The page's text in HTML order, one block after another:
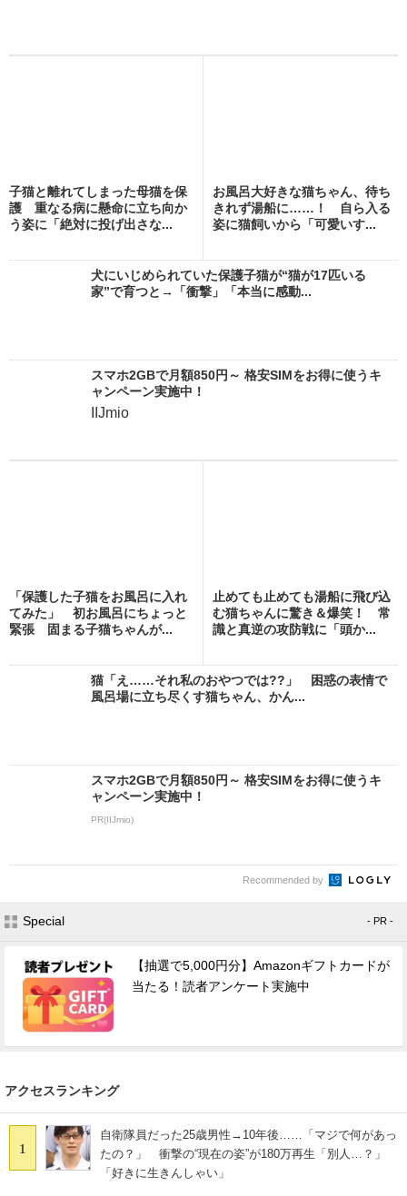
子猫と離れてしまった母猫を保
護 重なる病に懸命に立ち向か
う姿に「絶対に投げ出さな...
お風呂大好きな猫ちゃん、待ち
きれず湯船に……！ 自ら入る
姿に猫飼いから「可愛いす...
犬にいじめられていた保護子猫が“猫が17匹いる
家”で育つと→「衝撃」「本当に感動...
スマホ2GBで月額850円～ 格安SIMをお得に使うキ
ャンペーン実施中！
IIJmio
「保護した子猫をお風呂に入れ
てみた」 初お風呂にちょっと
緊張 固まる子猫ちゃんが...
止めても止めても湯船に飛び込
む猫ちゃんに驚き＆爆笑！ 常
識と真逆の攻防戦に「頭か...
猫「え……それ私のおやつでは??」 困惑の表情で
風呂場に立ち尽くす猫ちゃん、かん...
スマホ2GBで月額850円～ 格安SIMをお得に使うキ
ャンペーン実施中！
PR(IIJmio)
Recommended by
Special - PR -
【抽選で5,000円分】Amazonギフトカードが
当たる！読者アンケート実施中
アクセスランキング
1
自衛隊員だった25歳男性→10年後……「マジで何があっ
たの？」 衝撃の“現在の姿”が180万再生「別人…？」
「好きに生きんしゃい」